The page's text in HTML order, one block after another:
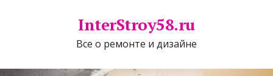
InterStroy58.ru
Все о ремонте и дизайне